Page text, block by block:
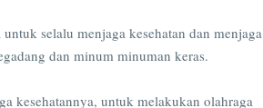
selalu menjaga kesehatan dan menjaga
dan minum minuman keras.
kesehatannya, untuk melakukan olahraga